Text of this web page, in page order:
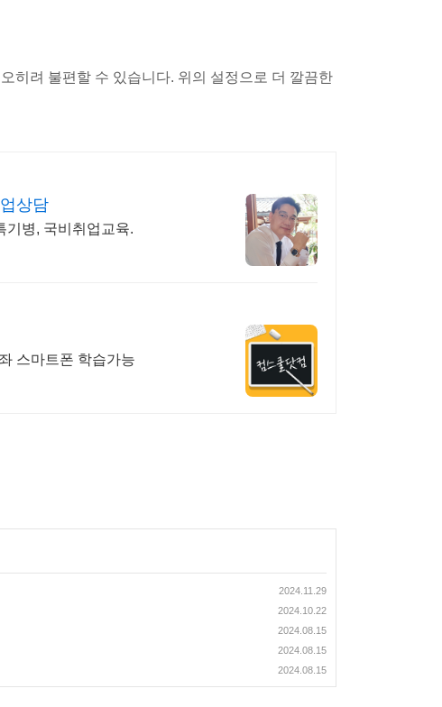
히려 불편할 수 있습니다. 위의 설정으로 더 깔끔한
상담
기병, 국비취업교육.
스마트폰 학습가능
2024.11.29
2024.10.22
2024.08.15
2024.08.15
2024.08.15